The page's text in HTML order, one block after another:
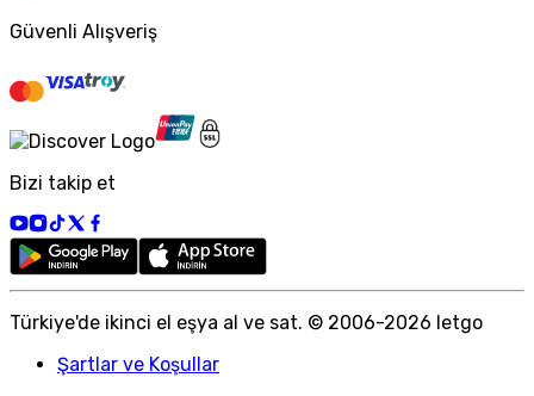
Güvenli Alışveriş
Bizi takip et
Türkiye'de ikinci el eşya al ve sat. © 2006-2026 letgo
Şartlar ve Koşullar